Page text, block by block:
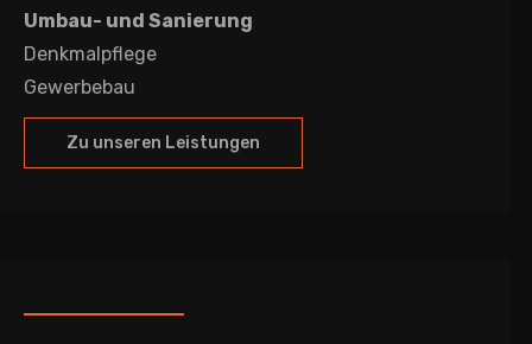
Umbau- und Sanierung
Denkmalpflege
Gewerbebau
Zu unseren Leistungen